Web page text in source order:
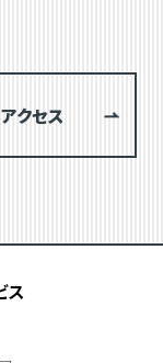
アクセス
ス